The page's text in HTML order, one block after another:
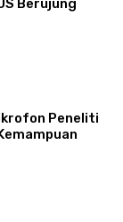
Berujung
Peneliti